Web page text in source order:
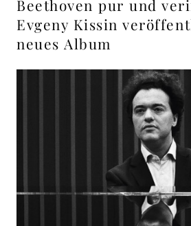
Kissin
veröffentlicht
Beethoven pur und
Evgeny Kissin
neues Album